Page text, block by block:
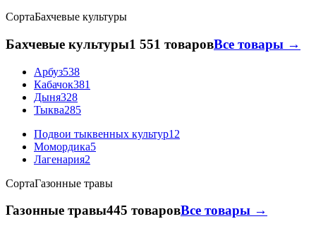
СортаБахчевые культуры
Бахчевые культуры1 551 товаровВсе товары →
Арбуз538
Кабачок381
Дыня328
Тыква285
Подвои тыквенных культур12
Момордика5
Лагенария2
СортаГазонные травы
Газонные травы445 товаровВсе товары →